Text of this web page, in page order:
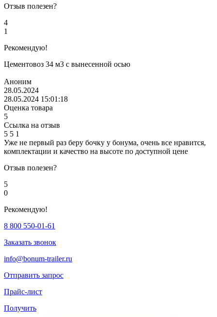
Отзыв полезен?
4
1
Рекомендую!
Цементовоз 34 м3 с вынесенной осью
Аноним
28.05.2024
28.05.2024 15:01:18
Оценка товара
5
Ссылка на отзыв
5 5 1
Уже не первый раз беру бочку у бонума, очень все нравится,
комплектации и качество на высоте по доступной цене
Отзыв полезен?
5
0
Рекомендую!
8 800 550-01-61
Заказать звонок
info@bonum-trailer.ru
Отправить запрос
Прайс-лист
Получить